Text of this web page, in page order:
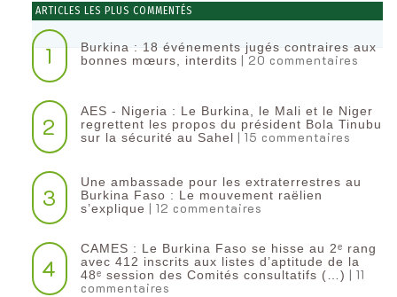
ARTICLES LES PLUS COMMENTÉS
1
Burkina : 18 événements jugés contraires aux
bonnes mœurs, interdits | 20 commentaires
2
AES - Nigeria : Le Burkina, le Mali et le Niger
regrettent les propos du président Bola Tinubu
sur la sécurité au Sahel | 15 commentaires
3
Une ambassade pour les extraterrestres au
Burkina Faso : Le mouvement raëlien
s’explique | 12 commentaires
4
CAMES : Le Burkina Faso se hisse au 2ᵉ rang
avec 412 inscrits aux listes d’aptitude de la
48ᵉ session des Comités consultatifs (…) | 11
commentaires